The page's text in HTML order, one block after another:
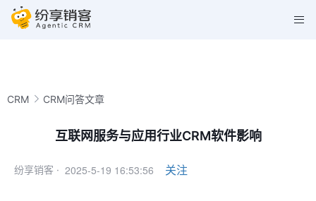
CRM CRM问答文章
互联网服务与应用行业CRM软件影响
纷享销客 · 2025-5-19 16:53:56 关注